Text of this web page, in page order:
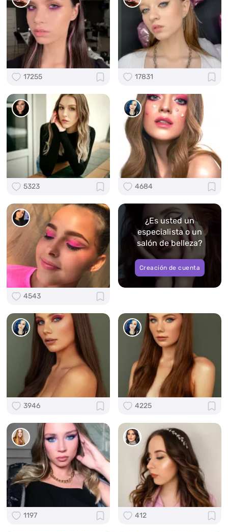
17255 17831
5323 4684
4543
¿Es usted un
especialista o un
salón de belleza?
Creación de cuenta
3946 4225
1197 412